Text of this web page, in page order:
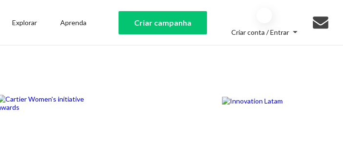
Explorar Aprenda Criar campanha
Criar conta / Entrar